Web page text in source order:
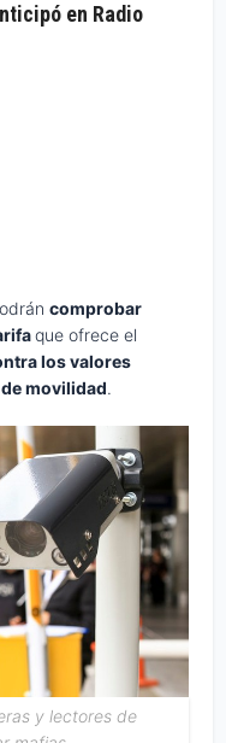
en Radio
comprobar
que ofrece el
los valores
movilidad.
y lectores de